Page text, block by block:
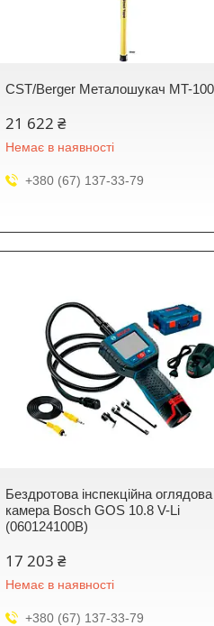
CST/Berger Металошукач MT-
21 622 ₴
Немає в наявності
+380 (67) 137-33-79
Бездротова інспекційна оглядова
камера Bosch GOS 10.8 V-Li
(060124100B)
17 203 ₴
Немає в наявності
+380 (67) 137-33-79